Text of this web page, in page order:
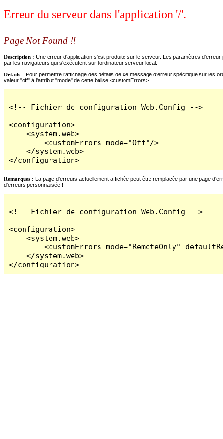
Erreur du serveur dans l'application '/'.
Page Not Found !!
Description : Une erreur d'application s'est produite sur le serveur. Les paramètres
par les navigateurs qui s'exécutent sur l'ordinateur serveur local.
Détails = Pour permettre l'affichage des détails de ce message d'erreur spécifique sur les
valeur "off" à l'attribut "mode" de cette balise <customErrors>.
<!-- Fichier de configuration Web.Config -->
<configuration>
    <system.web>
        <customErrors mode="Off"/>
    </system.web>
</configuration>
Remarques : La page d'erreurs actuellement affichée peut être remplacée par une page
d'erreurs personnalisée !
<!-- Fichier de configuration Web.Config -->
<configuration>
    <system.web>
<customErrors mode="RemoteOnly"
    </system.web>
</configuration>